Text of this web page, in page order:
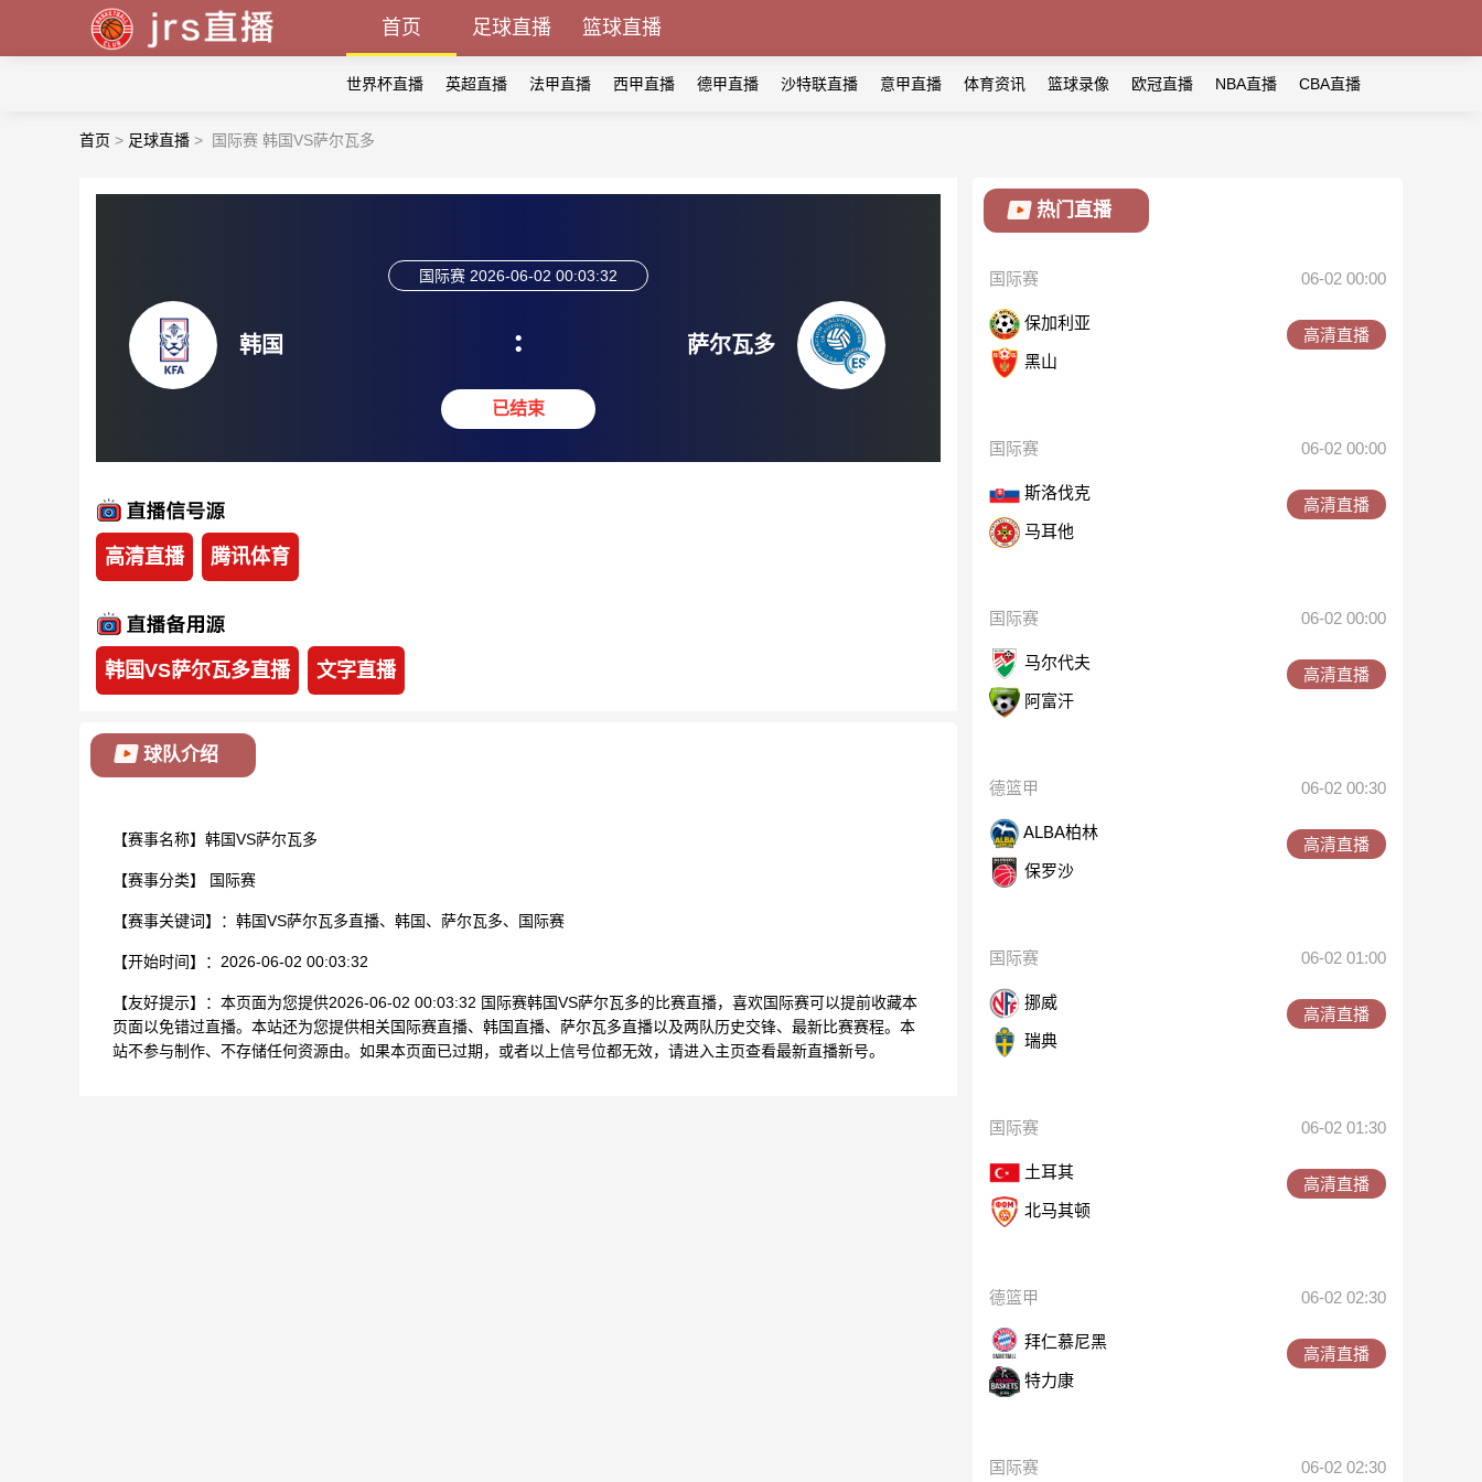
首页 足球直播 篮球直播
世界杯直播 英超直播 法甲直播 西甲直播 德甲直播 沙特联直播 意甲直播 体育资讯 篮球录像 欧冠直播 NBA直播 CBA直播
首页 > 足球直播 > 国际赛 韩国VS萨尔瓦多
韩国
国际赛 2026-06-02 00:03:32
:
已结束
萨尔瓦多
高清直播 腾讯体育
韩国VS萨尔瓦多直播 文字直播
球队介绍
【赛事名称】韩国VS萨尔瓦多
【赛事分类】 国际赛
【赛事关键词】：韩国VS萨尔瓦多直播、韩国、萨尔瓦多、国际赛
【开始时间】：2026-06-02 00:03:32
【友好提示】：本页面为您提供2026-06-02 00:03:32 国际赛韩国VS萨尔瓦多的比赛直播，喜欢国际赛可以提前收藏本
页面以免错过直播。本站还为您提供相关国际赛直播、韩国直播、萨尔瓦多直播以及两队历史交锋、最新比赛赛程。本
站不参与制作、不存储任何资源由。如果本页面已过期，或者以上信号位都无效，请进入主页查看最新直播新号。
热门直播
国际赛 06-02 00:00
保加利亚
黑山
高清直播
国际赛 06-02 00:00
斯洛伐克
马耳他
高清直播
国际赛 06-02 00:00
马尔代夫
阿富汗
高清直播
德篮甲 06-02 00:30
ALBA柏林
保罗沙
高清直播
国际赛 06-02 01:00
挪威
瑞典
高清直播
国际赛 06-02 01:30
土耳其
北马其顿
高清直播
德篮甲 06-02 02:30
拜仁慕尼黑
特力康
高清直播
国际赛 06-02 02:30